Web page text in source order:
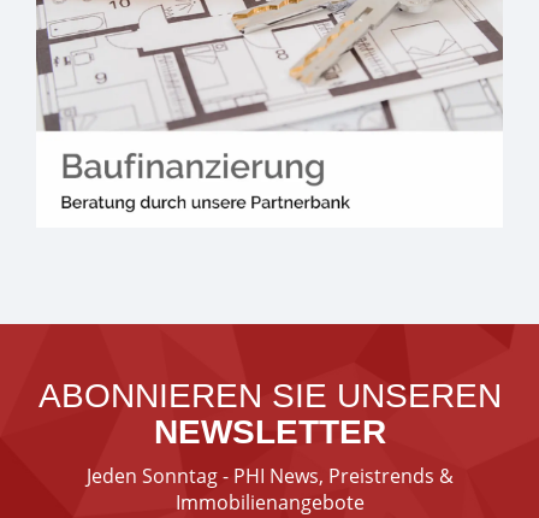
ABONNIEREN SIE UNSEREN
NEWSLETTER
Jeden Sonntag - PHI News, Preistrends &
Immobilienangebote